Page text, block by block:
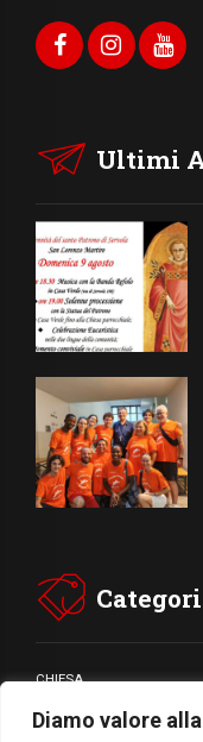
Diamo valore
Ultimi
CHIESA
CARITÁ